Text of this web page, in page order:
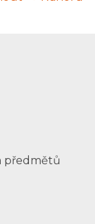
předmětů